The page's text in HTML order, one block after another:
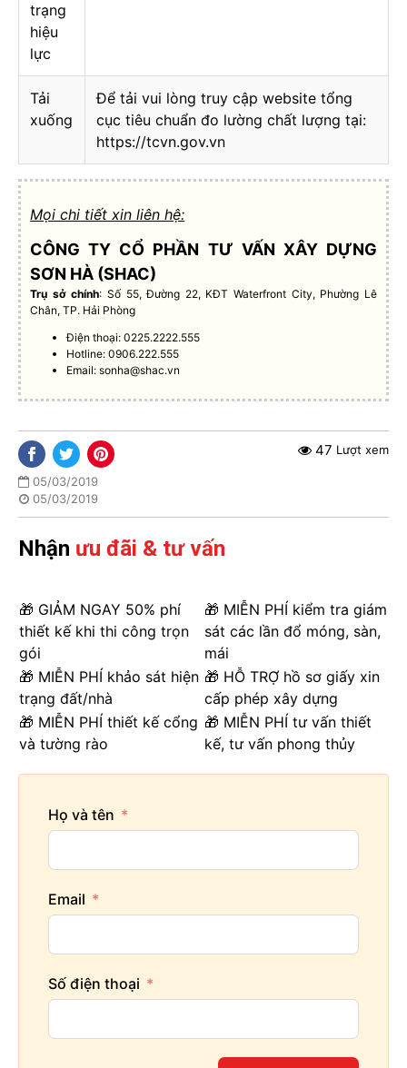
trạng
hiệu
lực
Tải
xuống
Để tải vui lòng truy cập website tổng
cục tiêu chuẩn đo lường chất lượng tại:
https://tcvn.gov.vn
Mọi chi tiết xin liên hệ:
CÔNG TY CỔ PHẦN TƯ VẤN XÂY DỰNG
SƠN HÀ (SHAC)
Trụ sở chính: Số 55, Đường 22, KĐT Waterfront City, Phường Lê
Chân, TP. Hải Phòng
Điện thoại: 0225.2222.555
Hotline: 0906.222.555
Email:sonha@shac.vn
05/03/2019
05/03/2019
47 Lượt xem
Nhận ưu đãi & tư vấn
🎁 GIẢM NGAY 50% phí
thiết kế khi thi công trọn
gói
🎁 MIỄN PHÍ kiểm tra giám
sát các lần đổ móng, sàn,
mái
🎁 MIỄN PHÍ khảo sát hiện
trạng đất/nhà
🎁 HỖ TRỢ hồ sơ giấy xin
cấp phép xây dựng
🎁 MIỄN PHÍ thiết kế cổng
và tường rào
🎁 MIỄN PHÍ tư vấn thiết
kế, tư vấn phong thủy
Họ và tên
Email
Số điện thoại